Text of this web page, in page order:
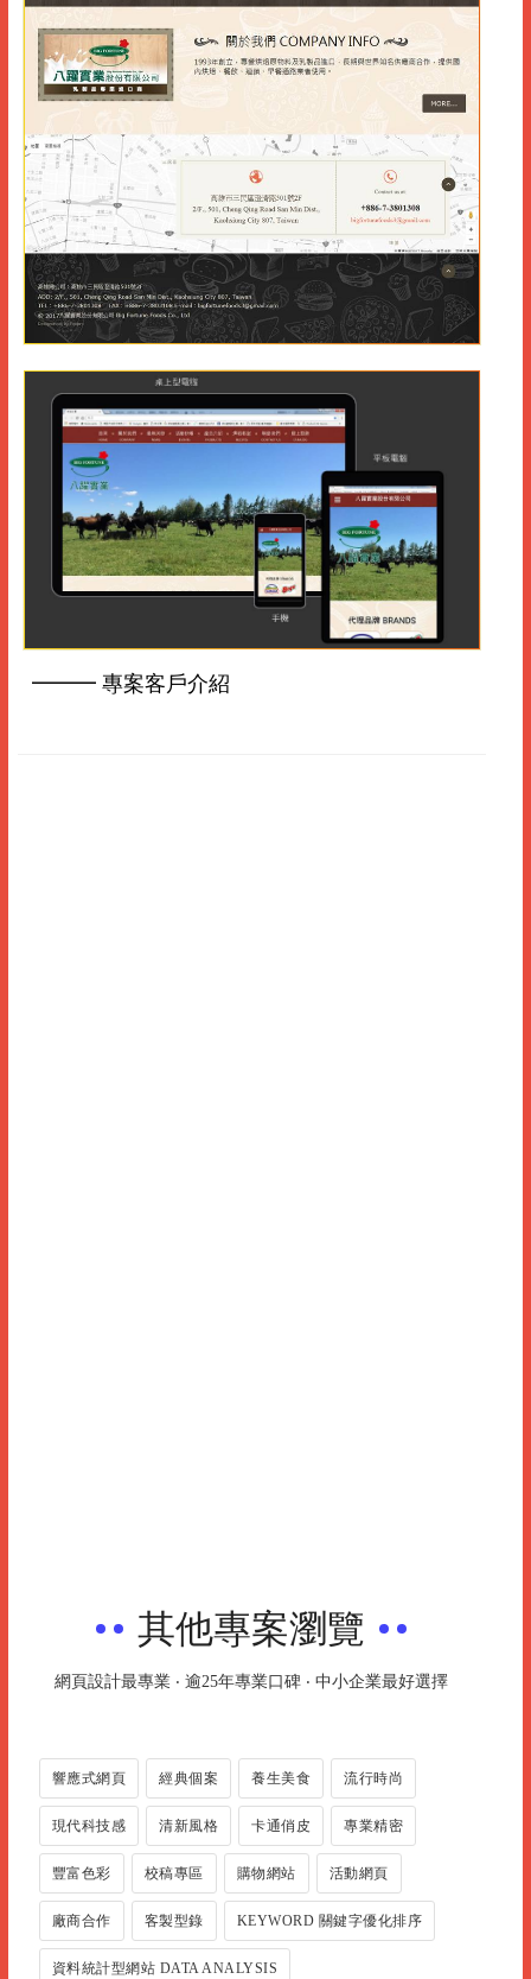
━━━ 專案客戶介紹
其他專案瀏覽
網頁設計最專業 ‧ 逾25年專業口碑 ‧ 中小企業最好選擇
響應式網頁 經典個案 養生美食 流行時尚
現代科技感 清新風格 卡通俏皮 專業精密
豐富色彩 校稿專區 購物網站 活動網頁
廠商合作 客製型錄 KEYWORD 關鍵字優化排序
資料統計型網站 DATA ANALYSIS